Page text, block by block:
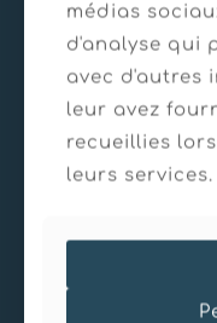
Bureau
médias
d'analyse qui
avec d'autres
leur avez
recueillies
leurs services.